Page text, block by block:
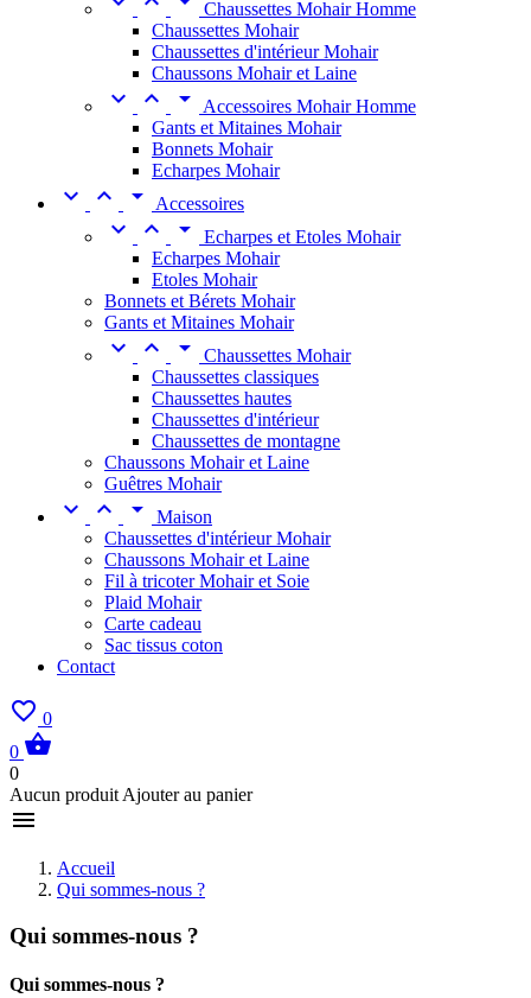
Chaussettes Mohair Homme
Chaussettes Mohair
Chaussettes d'intérieur Mohair
Chaussons Mohair et Laine
  
Accessoires Mohair Homme
Gants et Mitaines Mohair
Bonnets Mohair
Echarpes Mohair
   Accessoires
  
Echarpes et Etoles Mohair
Echarpes Mohair
Etoles Mohair
Bonnets et Bérets Mohair
Gants et Mitaines Mohair
  
Chaussettes Mohair
Chaussettes classiques
Chaussettes hautes
Chaussettes d'intérieur
Chaussettes de montagne
Chaussons Mohair et Laine
Guêtres Mohair
  
Maison
Chaussettes d'intérieur Mohair
Chaussons Mohair et Laine
Fil à tricoter Mohair et Soie
Plaid Mohair
Carte cadeau
Sac tissus coton
Contact
 0
0 
0
Aucun produit Ajouter au panier

Accueil
Qui sommes-nous ?
Qui sommes-nous ?
Qui sommes-nous ?